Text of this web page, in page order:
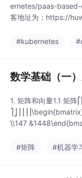
ernetes/paas-
客地址为：https://
#kubernetes
数学基础（一
1. 矩阵和向量1.1 矩
\\147
#矩阵
#机器学